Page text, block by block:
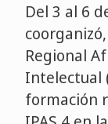
Del 3 al 6
Regional
Intelectual
formación